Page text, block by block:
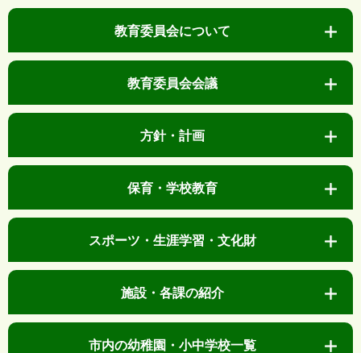
教育委員会について
教育委員会会議
方針・計画
保育・学校教育
スポーツ・生涯学習・文化財
施設・各課の紹介
市内の幼稚園・小中学校一覧